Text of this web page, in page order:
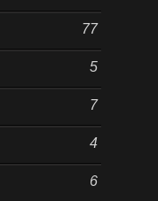
77
5
7
4
6